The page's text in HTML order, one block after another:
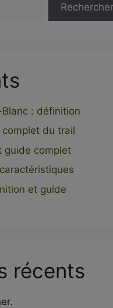
Rechercher
Blanc : définition
du trail
guide complet
et guide
récents